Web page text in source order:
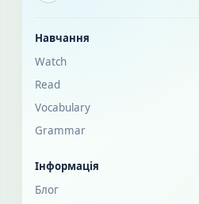
Навчання
Watch
Read
Vocabulary
Grammar
Інформація
Блог